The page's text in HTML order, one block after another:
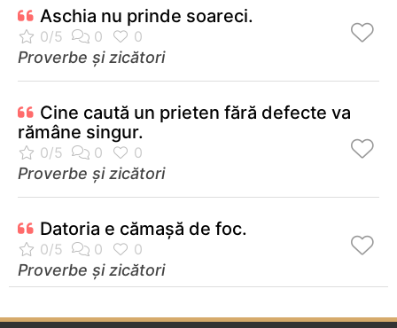
Aschia nu prinde soareci.
Proverbe și zicători
Cine caută un prieten fără defecte va
rămâne singur.
Proverbe și zicători
Datoria e cămaşă de foc.
Proverbe și zicători